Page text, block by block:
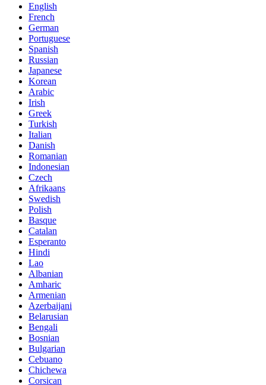
English
French
German
Portuguese
Spanish
Russian
Japanese
Korean
Arabic
Irish
Greek
Turkish
Italian
Danish
Romanian
Indonesian
Czech
Afrikaans
Swedish
Polish
Basque
Catalan
Esperanto
Hindi
Lao
Albanian
Amharic
Armenian
Azerbaijani
Belarusian
Bengali
Bosnian
Bulgarian
Cebuano
Chichewa
Corsican